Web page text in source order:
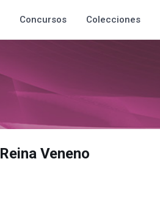
Concursos Colecciones
Reina Veneno